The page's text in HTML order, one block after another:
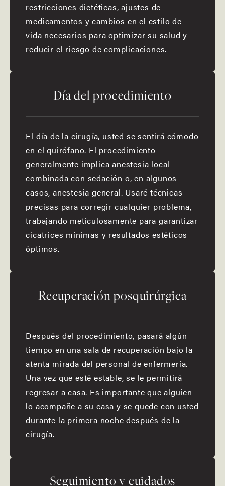
restricciones dietéticas, ajustes de
medicamentos y cambios en el estilo de
vida necesarios para optimizar su salud y
reducir el riesgo de complicaciones.
Día del procedimiento
El día de la cirugía, usted se sentirá cómodo
en el quirófano. El procedimiento
generalmente implica anestesia local
combinada con sedación o, en algunos
casos, anestesia general. Usaré técnicas
precisas para corregir cualquier problema,
trabajando meticulosamente para garantizar
cicatrices mínimas y resultados estéticos
óptimos.
Recuperación posquirúrgica
Después del procedimiento, pasará algún
tiempo en una sala de recuperación bajo la
atenta mirada del personal de enfermería.
Una vez que esté estable, se le permitirá
regresar a casa. Es importante que alguien
lo acompañe a su casa y se quede con usted
durante la primera noche después de la
cirugía.
Seguimiento y cuidados